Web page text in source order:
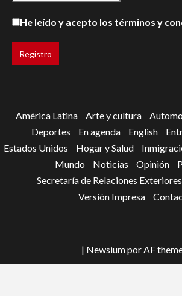
He leído y acepto los términos y
América Latina Arte y cultura
Deportes
En agenda English
Estados Unidos
Hogar y Salud
Mundo
Noticias Opinión
Secretaría de Relaciones Exteriores
Versión Impresa
| Newsiumpor AF